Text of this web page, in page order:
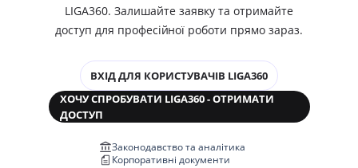
LIGA360. Залишайте заявку та отримайте
доступ для професійної роботи прямо зараз.
ВХІД ДЛЯ КОРИСТУВАЧІВ LIGA360
ХОЧУ СПРОБУВАТИ LIGA360 - ОТРИМАТИ
ДОСТУП
Законодавство та аналітика
Корпоративні документи